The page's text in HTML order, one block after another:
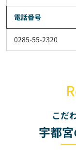
電話番号
0285-55-2320
こだ
宇都